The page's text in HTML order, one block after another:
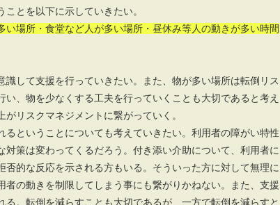
とを以下に示していきたい。
い場所・食堂など人が多い場所・昼休み等人の動きが多い時間
識して支援を行っていきたい。また、物が多い場所は転倒リス
、物を少なくする工夫を行っていくことも大切であると考え
リスクマネジメントに繋がっていく。
るということについても考えていきたい。利用者の障がい特性
対策は変わってくるだろう。付き添い介助について、利用者に
否的な反応を示される方もいる。そういった方に対して無理に
者の動きを制限してしまう事にも繋がりかねない。また、支援
。転倒を減らすことも大切であるが、一方で転倒を減らすと